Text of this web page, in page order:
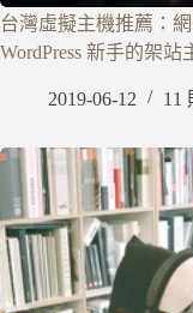
台灣虛擬主機推薦：
WordPress 新手的架站
2019-06-12 11